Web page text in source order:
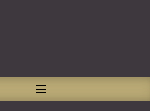
NAVIGATION